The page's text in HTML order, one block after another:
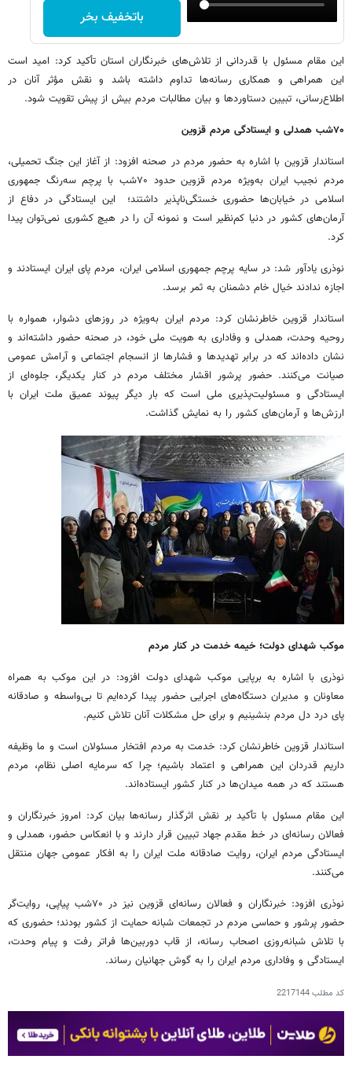
باتخفیف بخر
این مقام مسئول با قدردانی از تلاش‌های خبرنگاران استان تأکید کرد: امید است
این همراهی و همکاری رسانه‌ها تداوم داشته باشد و نقش مؤثر آنان در
اطلاع‌رسانی، تبیین دستاوردها و بیان مطالبات مردم بیش از پیش تقویت شود.
۷۰شب همدلی و ایستادگی مردم قزوین
استاندار قزوین با اشاره به حضور مردم در صحنه افزود: از آغاز این جنگ تحمیلی،
مردم نجیب ایران به‌ویژه مردم قزوین حدود ۷۰شب با پرچم سه‌رنگ جمهوری
اسلامی در خیابان‌ها حضوری خستگی‌ناپذیر داشتند؛ این ایستادگی در دفاع از
آرمان‌های کشور در دنیا کم‌نظیر است و نمونه آن را در هیچ کشوری نمی‌توان پیدا
کرد.
نوذری یادآور شد: در سایه پرچم جمهوری اسلامی ایران، مردم پای ایران ایستادند و
اجازه ندادند خیال خام دشمنان به ثمر برسد.
استاندار قزوین خاطرنشان کرد: مردم ایران به‌ویژه در روزهای دشوار، همواره با
روحیه وحدت، همدلی و وفاداری به هویت ملی خود، در صحنه حضور داشته‌اند و
نشان داده‌اند که در برابر تهدیدها و فشارها از انسجام اجتماعی و آرامش عمومی
صیانت می‌کنند. حضور پرشور اقشار مختلف مردم در کنار یکدیگر، جلوه‌ای از
ایستادگی و مسئولیت‌پذیری ملی است که بار دیگر پیوند عمیق ملت ایران با
ارزش‌ها و آرمان‌های کشور را به نمایش گذاشت.
موکب شهدای دولت؛ خیمه خدمت در کنار مردم
نوذری با اشاره به برپایی موکب شهدای دولت افزود: در این موکب به همراه
معاونان و مدیران دستگاه‌های اجرایی حضور پیدا کرده‌ایم تا بی‌واسطه و صادقانه
پای درد دل مردم بنشینیم و برای حل مشکلات آنان تلاش کنیم.
استاندار قزوین خاطرنشان کرد: خدمت به مردم افتخار مسئولان است و ما وظیفه
داریم قدردان این همراهی و اعتماد باشیم؛ چرا که سرمایه اصلی نظام، مردم
هستند که در همه میدان‌ها در کنار کشور ایستاده‌اند.
این مقام مسئول با تأکید بر نقش اثرگذار رسانه‌ها بیان کرد: امروز خبرنگاران و
فعالان رسانه‌ای در خط مقدم جهاد تبیین قرار دارند و با انعکاس حضور، همدلی و
ایستادگی مردم ایران، روایت صادقانه ملت ایران را به افکار عمومی جهان منتقل
می‌کنند.
نوذری افزود: خبرنگاران و فعالان رسانه‌ای قزوین نیز در ۷۰شب پیاپی، روایت‌گر
حضور پرشور و حماسی مردم در تجمعات شبانه حمایت از کشور بودند؛ حضوری که
با تلاش شبانه‌روزی اصحاب رسانه، از قاب دوربین‌ها فراتر رفت و پیام وحدت،
ایستادگی و وفاداری مردم ایران را به گوش جهانیان رساند.
کد مطلب2217144